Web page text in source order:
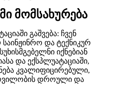
მომსახურება
გაშვება: ჩვენ
და ტექნიკურ
იქნებიან
და ექსპლუატაციაში,
კვალიფიცირებული,
დროული და